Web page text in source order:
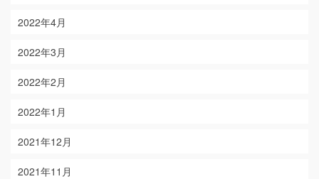
2022年4月
2022年3月
2022年2月
2022年1月
2021年12月
2021年11月